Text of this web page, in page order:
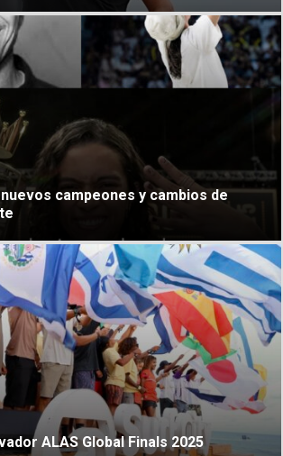
campeones y cambios de
ALAS Global Finals 2025